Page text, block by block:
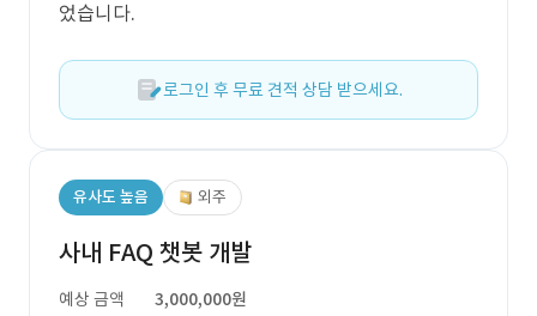
었습니다.
로그인 후 무료 견적 상담 받으세요.
유사도 높음 외주
사내 FAQ 챗봇 개발
예상 금액
3,000,000원